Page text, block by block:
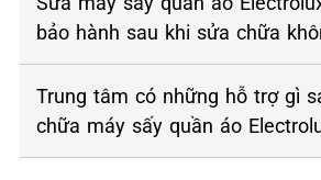
bảo hành sau khi sửa chữa
Trung tâm có những hỗ trợ gì
chữa máy sấy quần áo